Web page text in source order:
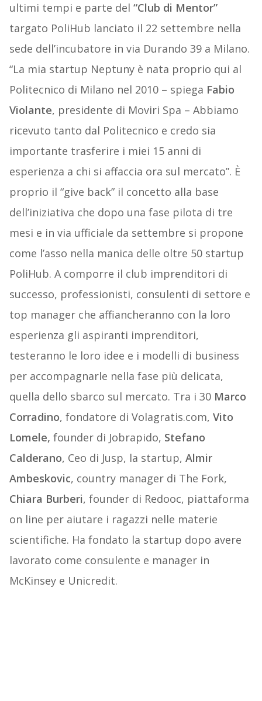
ultimi tempi e parte del “Club di Mentor”
targato PoliHub lanciato il 22 settembre nella
sede dell’incubatore in via Durando 39 a Milano.
“La mia startup Neptuny è nata proprio qui al
Politecnico di Milano nel 2010 – spiega Fabio
Violante, presidente di Moviri Spa – Abbiamo
ricevuto tanto dal Politecnico e credo sia
importante trasferire i miei 15 anni di
esperienza a chi si affaccia ora sul mercato”. È
proprio il “give back” il concetto alla base
dell’iniziativa che dopo una fase pilota di tre
mesi e in via ufficiale da settembre si propone
come l’asso nella manica delle oltre 50 startup
PoliHub. A comporre il club imprenditori di
successo, professionisti, consulenti di settore e
top manager che affiancheranno con la loro
esperienza gli aspiranti imprenditori,
testeranno le loro idee e i modelli di business
per accompagnarle nella fase più delicata,
quella dello sbarco sul mercato. Tra i 30 Marco
Corradino, fondatore di Volagratis.com, Vito
Lomele, founder di Jobrapido, Stefano
Calderano, Ceo di Jusp, la startup, Almir
Ambeskovic, country manager di The Fork,
Chiara Burberi, founder di Redooc, piattaforma
on line per aiutare i ragazzi nelle materie
scientifiche. Ha fondato la startup dopo avere
lavorato come consulente e manager in
McKinsey e Unicredit.